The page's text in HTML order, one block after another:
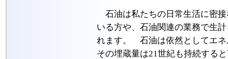
石油は私たちの日常生活に密
いる方や、石油関連の業務で生
れます。 石油は依然としてエネ
その埋蔵量は21世紀も持続する